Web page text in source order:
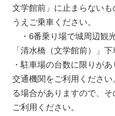
文学館前」に止まらない
うえご乗車ください。
・6番乗り場で城周辺観
「清水橋（文学館前）」
・駐車場の台数に限りが
交通機関をご利用くださ
る場合がありますので、
ご利用ください。